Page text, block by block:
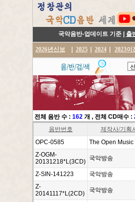
국악음반-업데이트 기준 | 출
2026년신보 2025 2024 2023이
전체 음반 수 : 162 개 , 전체 CD매수 :
음반번호
제작사/기획
OPC-0585
The Open Music
Z-OGM-
20131218*L(3CD) 국악방송
Z-SIN-141223 국악방송
Z-
20141117*L(2CD)
국악방송